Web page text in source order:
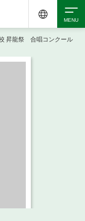
昇龍祭 合唱コンクール